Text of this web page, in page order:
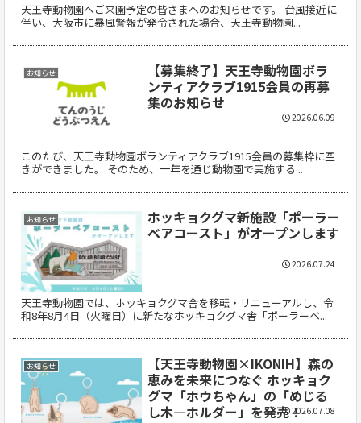
天王寺動物園へご来園予定の皆さまへのお知らせです。 台風接近に
伴い、大阪市に暴風警報が発令された場合、天王寺動物園...
お知らせ
【募集終了】天王寺動物園ボラ
ンティアクラブ1915会員の再募
集のお知らせ
このたび、天王寺動物園ボランティアクラブ1915会員の募集枠に空
きができました。 そのため、一年を通じ動物園で実施する...
2026.06.09
お知らせ
ホッキョクグマ新施設「ポーラー
ベアコースト」がオープンします
天王寺動物園では、ホッキョクグマ舎を移転・リニューアルし、令
和8年8月4日（火曜日）に新たなホッキョクグマ舎「ポーラーベ...
2026.07.24
お知らせ
【天王寺動物園×IKONIH】森の
恵みを未来につなぐ ホッキョク
グマ「ホウちゃん」の「めじる
し木―ホルダー」を発売！2026.07.08